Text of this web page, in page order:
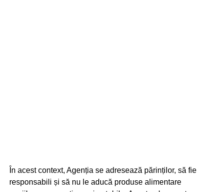
În acest context, Agenția se adresează părinților, să fie
responsabili și să nu le aducă produse alimentare